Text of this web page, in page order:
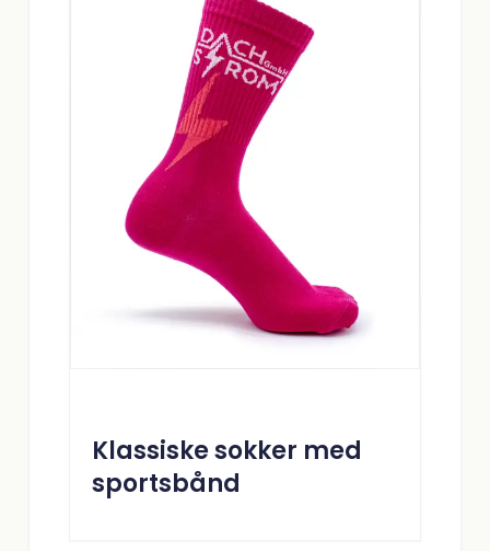
Klassiske sokker med
sportsbånd